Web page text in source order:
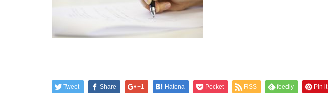
Tweet Share +1 Hatena Pocket RSS feedly Pin it